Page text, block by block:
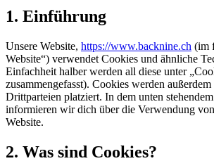
1. Einführung
Unsere Website, https://www.backnine.ch (im
Website“) verwendet Cookies und ähnliche
Einfachheit halber werden all diese unter
zusammengefasst). Cookies werden
Drittparteien platziert. In dem unten
informieren wir dich über die Verwendung
Website.
2. Was sind Cookies?